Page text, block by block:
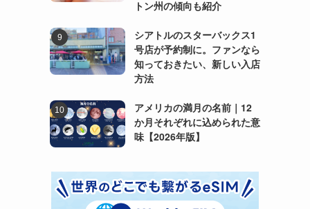
トン州の傾向も紹介
シアトルのスターバックス1
号店が予約制に。ファンなら
知っておきたい、新しい入店
方法
アメリカの満月の名前｜12
か月それぞれに込められた意
味【2026年版】